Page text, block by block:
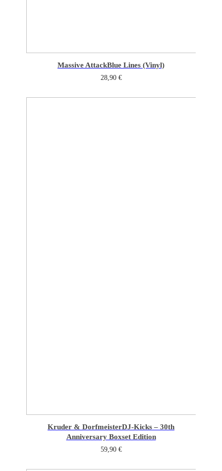
Massive AttackBlue Lines (Vinyl)
28,90 €
Kruder & DorfmeisterDJ-Kicks – 30th
Anniversary Boxset Edition
59,90 €